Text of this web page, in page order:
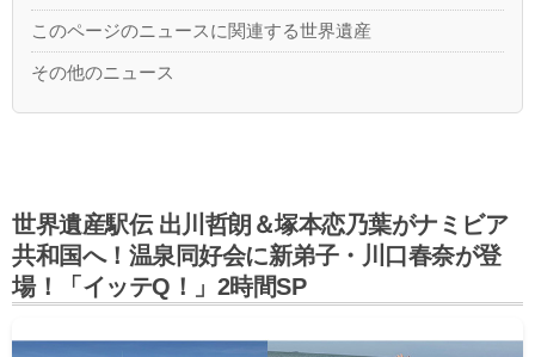
このページのニュースに関連する世界遺産
その他のニュース
世界遺産駅伝 出川哲朗＆塚本恋乃葉がナミビア
共和国へ！温泉同好会に新弟子・川口春奈が登
場！「イッテQ！」2時間SP